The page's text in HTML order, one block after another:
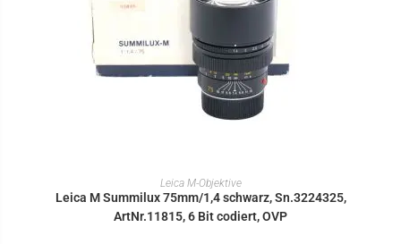
IN DEN WARENKORB
Leica M-Objektive
Leica M Summilux 75mm/1,4 schwarz, Sn.3224325,
ArtNr.11815, 6 Bit codiert, OVP